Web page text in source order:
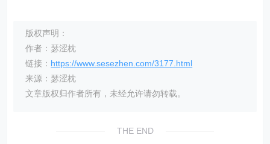
版权声明：
作者：瑟涩枕
链接： https://www.sesezhen.com/3177.html
来源：瑟涩枕
文章版权归作者所有，未经允许请勿转载。
THE END